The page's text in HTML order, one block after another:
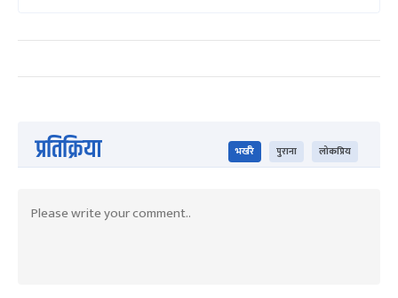
प्रतिक्रिया भर्खरै पुराना लोकप्रिय